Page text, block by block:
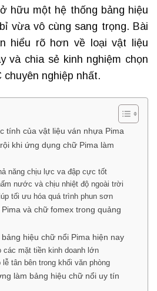
hữu một hệ thống bảng hiệu
vừa vô cùng sang trọng. Bài
hiểu rõ hơn về loại vật liệu
và chia sẻ kinh nghiệm chọn
nghiệp nhất.
tính của vật liệu ván nhựa Pima
khi ứng dụng chữ Pima làm
năng chịu lực va đập cực tốt
nước và chịu nhiệt độ ngoài trời
tối ưu hóa quá trình phun sơn
và chữ fomex trong quảng
hiệu chữ nổi Pima hiện nay
các mặt tiền kinh doanh lớn
tân bên trong khối văn phòng
làm bảng hiệu chữ nổi uy tín